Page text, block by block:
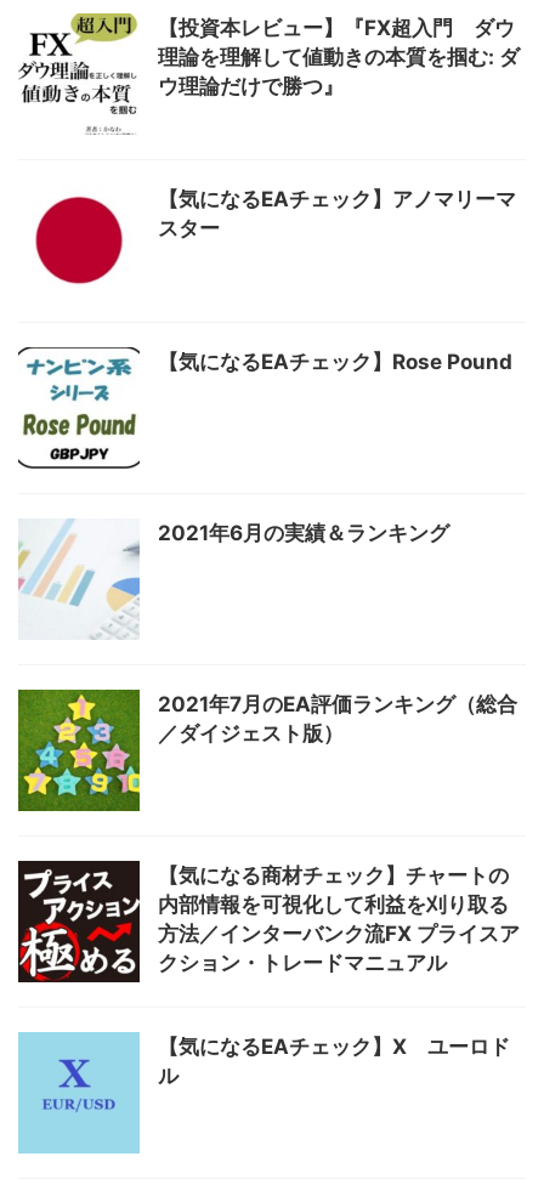
【投資本レビュー】『FX超入門 ダウ
理論を理解して値動きの本質を掴む: ダ
ウ理論だけで勝つ』
【気になるEAチェック】アノマリーマ
スター
【気になるEAチェック】Rose Pound
2021年6月の実績＆ランキング
2021年7月のEA評価ランキング（総合
／ダイジェスト版）
【気になる商材チェック】チャートの
内部情報を可視化して利益を刈り取る
方法／インターバンク流FX プライスア
クション・トレードマニュアル
【気になるEAチェック】X ユーロド
ル